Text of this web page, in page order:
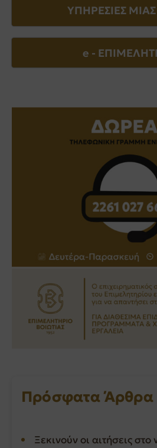
ΥΠΗΡΕΣΙΕΣ
e -
Πρόσφατα Άρθρα
Ξεκινούν οι αιτήσεις